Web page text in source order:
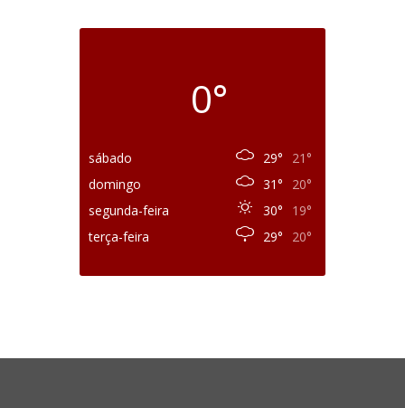
0°
sábado 29°
21°
domingo
31°
20°
segunda-feira
30°
19°
terça-feira
29° 20°